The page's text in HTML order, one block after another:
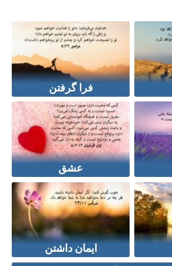
فرا گرفتن
عشق
ایمان داشتن